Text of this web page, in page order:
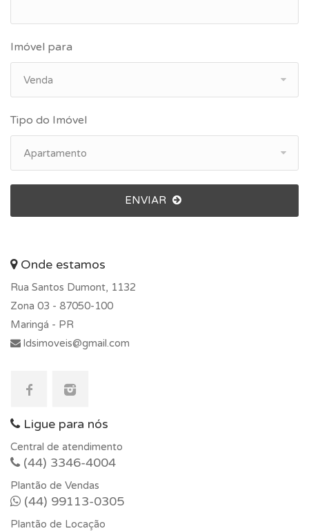
Imóvel para
Venda
Tipo do Imóvel
Apartamento
ENVIAR
Onde estamos
Rua Santos Dumont, 1132
Zona 03 - 87050-100
Maringá - PR
ldsimoveis@gmail.com
Ligue para nós
Central de atendimento
(44) 3346-4004
Plantão de Vendas
(44) 99113-0305
Plantão de Locação